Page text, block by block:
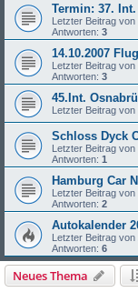
Termin: 37.
Letzter Beitrag von
Antworten: 3
14.10.2007
Letzter Beitrag von
Antworten: 3
45.Int.
Letzter Beitrag von
Schloss Dyck
Letzter Beitrag von
Antworten: 1
Hamburg Car
Letzter Beitrag von
Antworten: 2
Autokalender
Letzter Beitrag von
Antworten: 6
Neues Thema